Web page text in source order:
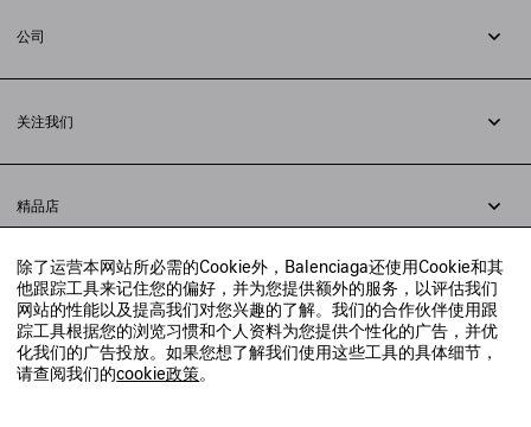
除了运营本网站所必需的Cookie外，Balenciaga还使用Cookie和其
他跟踪工具来记住您的偏好，并为您提供额外的服务，以评估我们
网站的性能以及提高我们对您兴趣的了解。我们的合作伙伴使用跟
踪工具根据您的浏览习惯和个人资料为您提供个性化的广告，并优
化我们的广告投放。如果您想了解我们使用这些工具的具体细节，
请查阅我们的cookie政策。
配送方式
支付
常见问题解答
公司
法律问题
联合国世界粮食计划署
举报平台
关注我们
小红书
精品店
寻找附近的精品店
实时聊天客服
发送邮件
我们将在24小时内给予回复
联系我们：400-610-6018
© 2020 巴黎世家贸易（上海）有限公司